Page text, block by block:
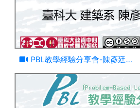
PBL教學經驗分享會-陳彥廷老
師